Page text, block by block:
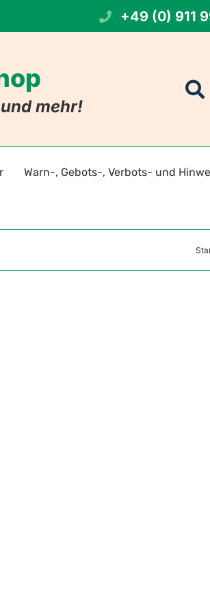
+49 (0) 911
mehr!
Namen
Warn-, Gebots-, Verbots- und